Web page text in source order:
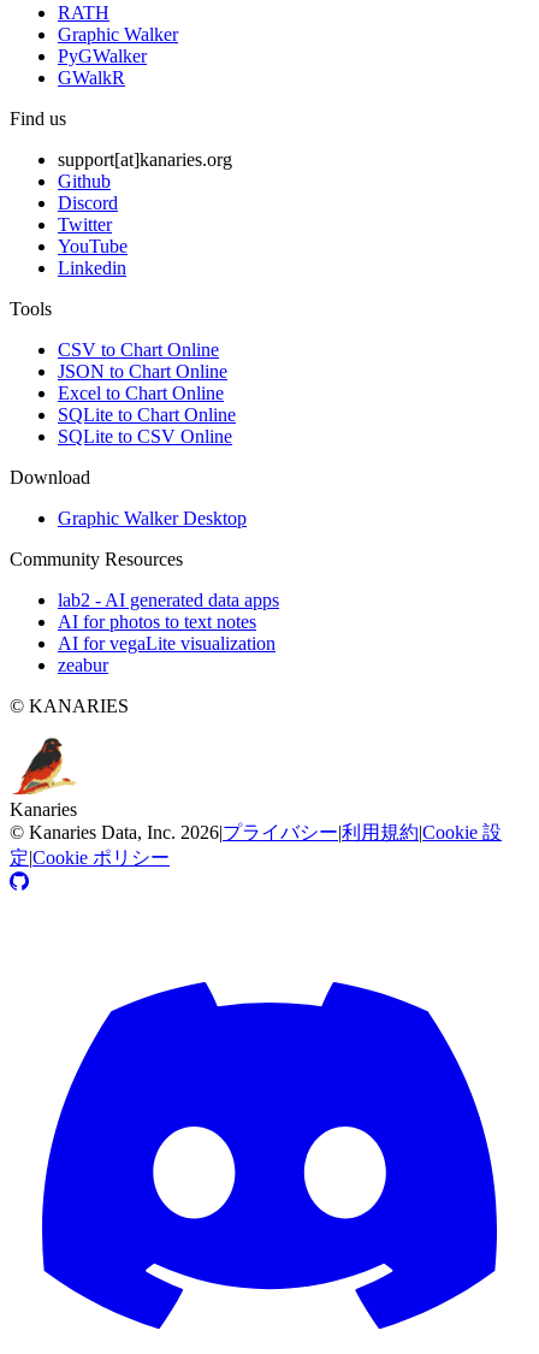
RATH
Graphic Walker
PyGWalker
GWalkR
Find us
support[at]kanaries.org
Github
Discord
Twitter
YouTube
Linkedin
Tools
CSV to Chart Online
JSON to Chart Online
Excel to Chart Online
SQLite to Chart Online
SQLite to CSV Online
Download
Graphic Walker Desktop
Community Resources
lab2 - AI generated data apps
AI for photos to text notes
AI for vegaLite visualization
zeabur
© KANARIES
Kanaries
© Kanaries Data, Inc. 2026|プライバシー|利用規約|Cookie 設
定|Cookie ポリシー